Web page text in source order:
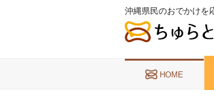
沖縄県民のおでかけを
HOME